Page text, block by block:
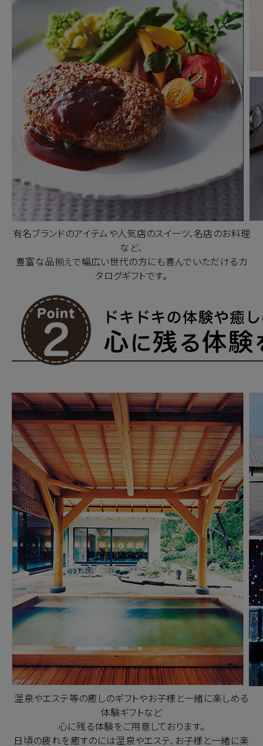
有名ブランドのアイテムや人気店のスイーツ、名店のお料理
など、
豊富な品揃えで幅広い世代の方にも喜んでいただけるカ
タログギフトです。
温泉やエステ等の癒しのギフトやお子様と一緒に楽しめる
体験ギフトなど
心に残る体験をご用意しております。
日頃の疲れを癒すのには温泉やエステ、お子様と一緒に楽